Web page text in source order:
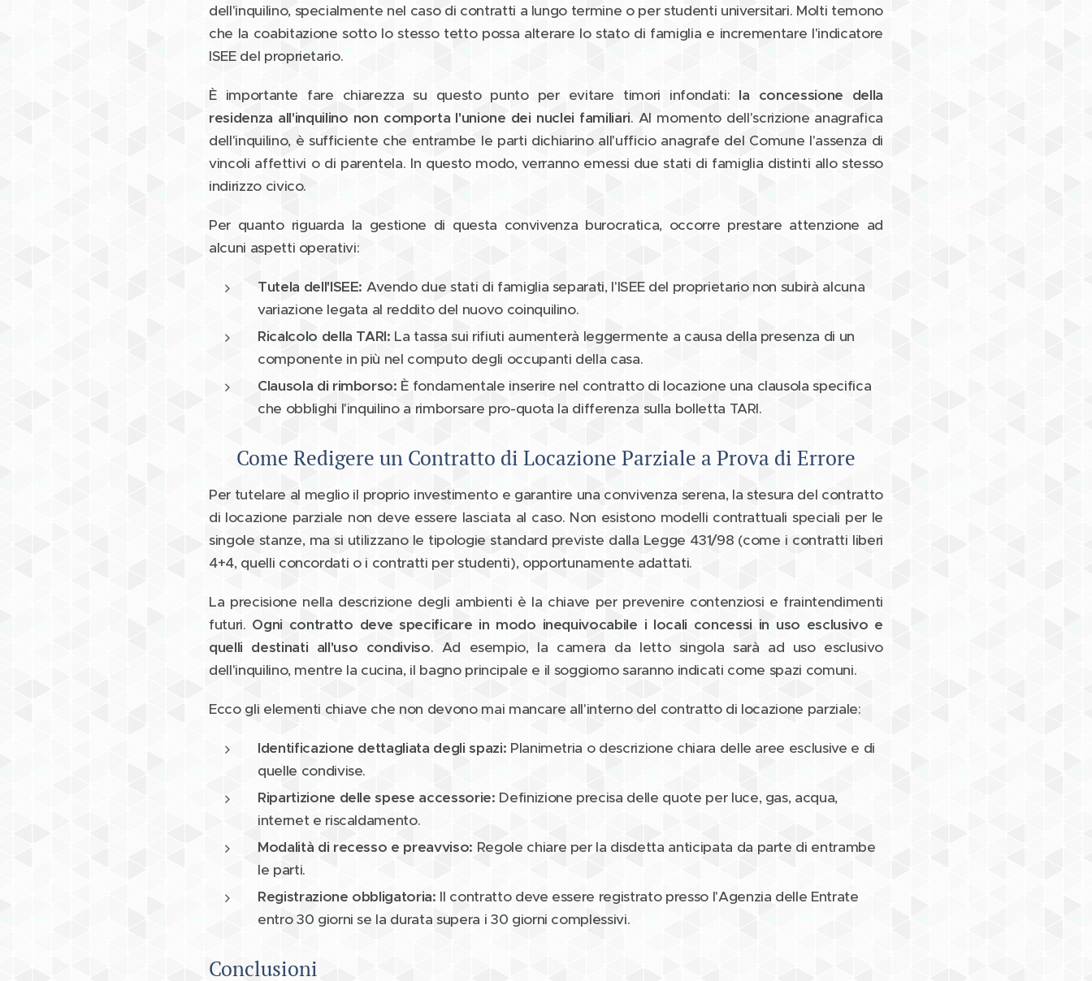
dell'inquilino, specialmente nel caso di contratti a lungo termine o per studenti universitari. Molti temono
che la coabitazione sotto lo stesso tetto possa alterare lo stato di famiglia e incrementare l'indicatore
ISEE del proprietario.
È importante fare chiarezza su questo punto per evitare timori infondati: la concessione della
residenza all'inquilino non comporta l'unione dei nuclei familiari. Al momento dell'scrizione anagrafica
dell'inquilino, è sufficiente che entrambe le parti dichiarino all'ufficio anagrafe del Comune l'assenza di
vincoli affettivi o di parentela. In questo modo, verranno emessi due stati di famiglia distinti allo stesso
indirizzo civico.
Per quanto riguarda la gestione di questa convivenza burocratica, occorre prestare attenzione ad
alcuni aspetti operativi:
Tutela dell'ISEE: Avendo due stati di famiglia separati, l'ISEE del proprietario non subirà alcuna
variazione legata al reddito del nuovo coinquilino.
Ricalcolo della TARI: La tassa sui rifiuti aumenterà leggermente a causa della presenza di un
componente in più nel computo degli occupanti della casa.
Clausola di rimborso: È fondamentale inserire nel contratto di locazione una clausola specifica
che obblighi l'inquilino a rimborsare pro-quota la differenza sulla bolletta TARI.
Come Redigere un Contratto di Locazione Parziale a Prova di Errore
Per tutelare al meglio il proprio investimento e garantire una convivenza serena, la stesura del contratto
di locazione parziale non deve essere lasciata al caso. Non esistono modelli contrattuali speciali per le
singole stanze, ma si utilizzano le tipologie standard previste dalla Legge 431/98 (come i contratti liberi
4+4, quelli concordati o i contratti per studenti), opportunamente adattati.
La precisione nella descrizione degli ambienti è la chiave per prevenire contenziosi e fraintendimenti
futuri. Ogni contratto deve specificare in modo inequivocabile i locali concessi in uso esclusivo e
quelli destinati all'uso condiviso. Ad esempio, la camera da letto singola sarà ad uso esclusivo
dell'inquilino, mentre la cucina, il bagno principale e il soggiorno saranno indicati come spazi comuni.
Ecco gli elementi chiave che non devono mai mancare all'interno del contratto di locazione parziale:
Identificazione dettagliata degli spazi: Planimetria o descrizione chiara delle aree esclusive e di
quelle condivise.
Ripartizione delle spese accessorie: Definizione precisa delle quote per luce, gas, acqua,
internet e riscaldamento.
Modalità di recesso e preavviso: Regole chiare per la disdetta anticipata da parte di entrambe
le parti.
Registrazione obbligatoria: Il contratto deve essere registrato presso l'Agenzia delle Entrate
entro 30 giorni se la durata supera i 30 giorni complessivi.
Conclusioni